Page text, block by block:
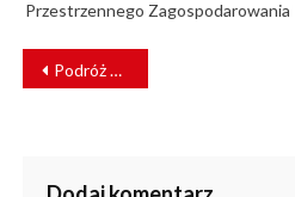
Przestrzennego Zagospodarowania
NAWIGACJA
WPISU
Podróż po Hiszpanii kolejami dużych prędkości od… 7 euro za bilet!